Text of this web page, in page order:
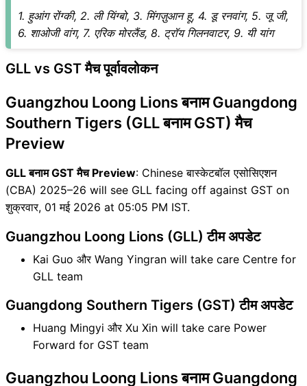
1. हुआंग रोंग्की, 2. ली यिंग्बो, 3. मिंगज़ुआन हू, 4. डू रनवांग, 5. जू जी,
6. शाओजी वांग, 7. एरिक मोरलैंड, 8. ट्रॉय गिलनवाटर, 9. यी यांग
GLL vs GST मैच पूर्वावलोकन
Guangzhou Loong Lions बनाम Guangdong
Southern Tigers (GLL बनाम GST) मैच
Preview
GLL बनाम GST मैच Preview: Chinese बास्केटबॉल एसोसिएशन
(CBA) 2025–26 will see GLL facing off against GST on
शुक्रवार, 01 मई 2026 at 05:05 PM IST.
Guangzhou Loong Lions (GLL) टीम अपडेट
Kai Guo और Wang Yingran will take care Centre for
GLL team
Guangdong Southern Tigers (GST) टीम अपडेट
Huang Mingyi और Xu Xin will take care Power
Forward for GST team
Guangzhou Loong Lions बनाम Guangdong